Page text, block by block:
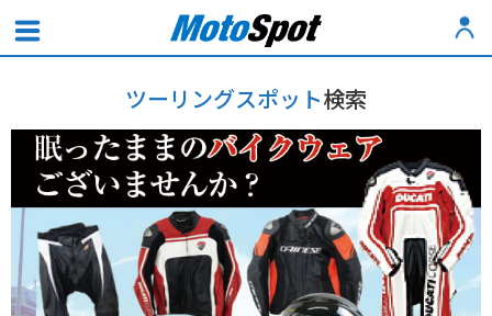
ツーリングスポット検索